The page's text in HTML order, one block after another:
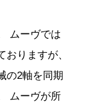
ムーヴでは
りますが、
の2軸を同期
ムーヴが所